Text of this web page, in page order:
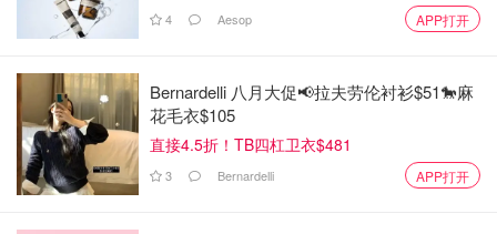
4 Aesop APP打开
Bernardelli 八月大促📢拉夫劳伦衬衫$51🐎麻
花毛衣$105
直接4.5折！TB四杠卫衣$481
3 Bernardelli APP打开